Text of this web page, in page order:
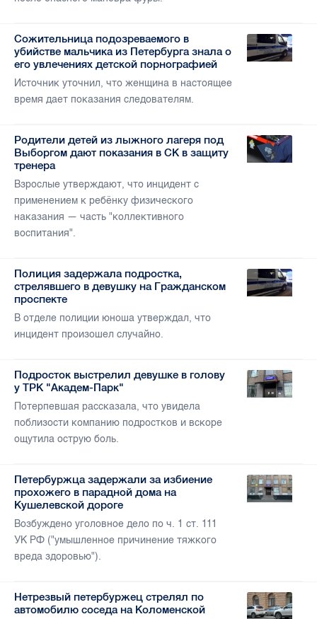
Сожительница подозреваемого в
убийстве мальчика из Петербурга знала о
его увлечениях детской порнографией
Источник уточнил, что женщина в настоящее
время дает показания следователям.
Родители детей из лыжного лагеря под
Выборгом дают показания в СК в защиту
тренера
Взрослые утверждают, что инцидент с
применением к ребёнку физического
наказания — часть "коллективного
воспитания".
Полиция задержала подростка,
стрелявшего в девушку на Гражданском
проспекте
В отделе полиции юноша утверждал, что
инцидент произошел случайно.
Подросток выстрелил девушке в голову
у ТРК "Академ-Парк"
Потерпевшая рассказала, что увидела
поблизости компанию подростков и вскоре
ощутила острую боль.
Петербуржца задержали за избиение
прохожего в парадной дома на
Кушелевской дороге
Возбуждено уголовное дело по ч. 1 ст. 111
УК РФ ("умышленное причинение тяжкого
вреда здоровью").
Нетрезвый петербуржец стрелял по
автомобилю соседа на Коломенской